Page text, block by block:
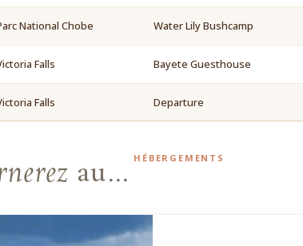
National Chobe Water Lily Bushcamp
Falls Bayete Guesthouse
Falls Departure
HÉBERGEMENTS
au...